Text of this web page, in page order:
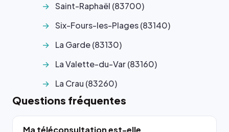
Saint-Raphaël (83700)
Six-Fours-les-Plages (83140)
La Garde (83130)
La Valette-du-Var (83160)
La Crau (83260)
Questions fréquentes
Ma téléconsultation est-elle